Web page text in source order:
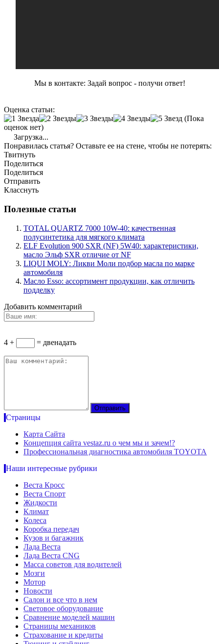
Мы в контакте: Задай вопрос - получи ответ!
Оценка статьи:
(Пока
оценок нет)
Загрузка...
Понравилась статья? Оставьте ее на стене, чтобы не потерять:
Твитнуть
Поделиться
Поделиться
Отправить
Класснуть
Полезные статьи
TOTAL QUARTZ 7000 10W-40: качественная
полусинтетика для мягкого климата
ELF Evolution 900 SXR (NF) 5W40: характеристики,
масло Эльф SXR отличие от NF
LIQUI MOLY: Ликви Моли подбор масла по марке
автомобиля
Масло Esso: ассортимент продукции, как отличить
подделку
Добавить комментарий
4 + = двенадать
Страницы
Карта Сайта
Концепция сайта vestaz.ru о чем мы и зачем!?
Профессиональная диагностика автомобиля TOYOTA
Наши интересные рубрики
Веста Кросс
Веста Спорт
Жидкости
Климат
Колеса
Коробка передач
Кузов и багажник
Лада Веста
Лада Веста CNG
Масса советов для водителей
Мозги
Мотор
Новости
Салон и все что в нем
Световое оборудование
Сравнение моделей машин
Страницы механиков
Страхование и кредиты